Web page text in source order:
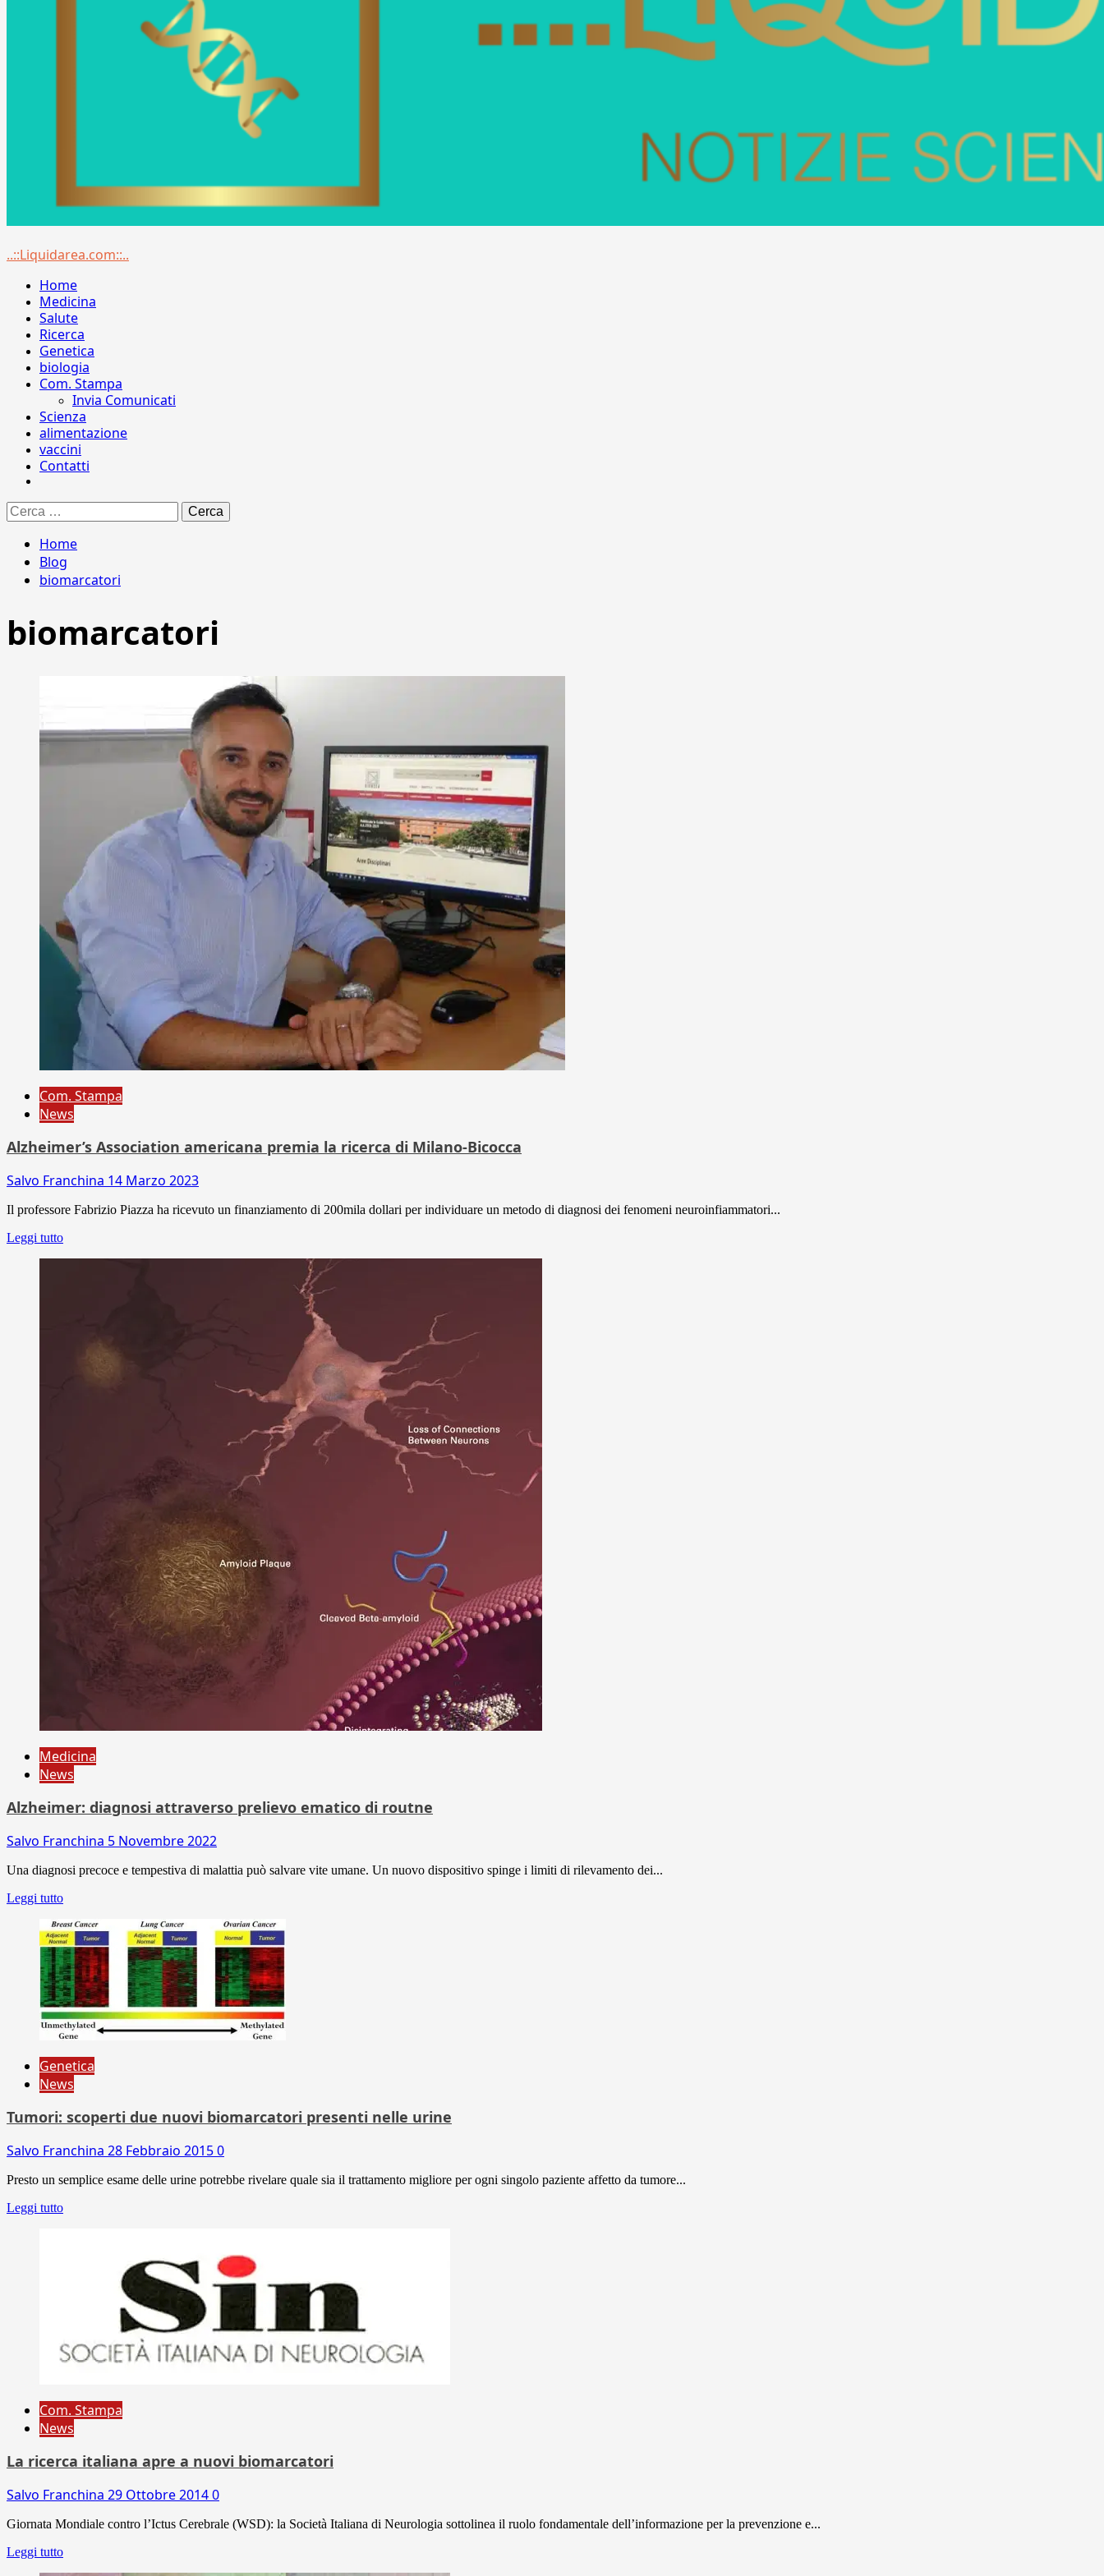
Menu
..::Liquidarea.com::..
Home
Medicina
Salute
Ricerca
Genetica
biologia
Com. Stampa
Invia Comunicati
Scienza
alimentazione
vaccini
Contatti
Ricerca
per:
Home
Blog
biomarcatori
biomarcatori
Com. Stampa
News
Alzheimer’s Association americana premia la ricerca di Milano-Bicocca
Salvo Franchina 14 Marzo 2023
Il professore Fabrizio Piazza ha ricevuto un finanziamento di 200mila dollari per individuare un metodo di diagnosi dei fenomeni neuroinfiammatori...
Leggi tutto
Medicina
News
Alzheimer: diagnosi attraverso prelievo ematico di routne
Salvo Franchina 5 Novembre 2022
Una diagnosi precoce e tempestiva di malattia può salvare vite umane. Un nuovo dispositivo spinge i limiti di rilevamento dei...
Leggi tutto
Genetica
News
Tumori: scoperti due nuovi biomarcatori presenti nelle urine
Salvo Franchina 28 Febbraio 20150
Presto un semplice esame delle urine potrebbe rivelare quale sia il trattamento migliore per ogni singolo paziente affetto da tumore...
Leggi tutto
Com. Stampa
News
La ricerca italiana apre a nuovi biomarcatori
Salvo Franchina 29 Ottobre 20140
Giornata Mondiale contro l’Ictus Cerebrale (WSD): la Società Italiana di Neurologia sottolinea il ruolo fondamentale dell’informazione per la prevenzione e...
Leggi tutto